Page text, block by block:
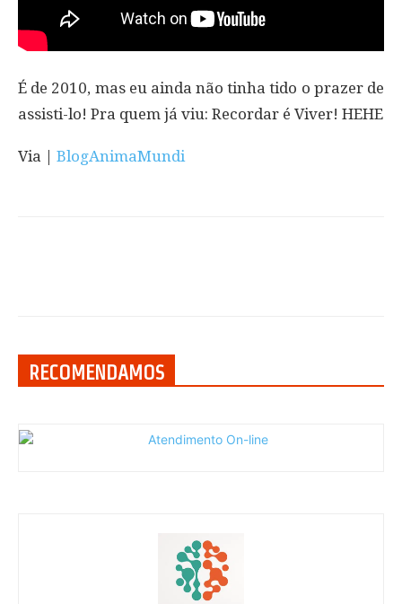
É de 2010, mas eu ainda não tinha tido o prazer de
assisti-lo! Pra quem já viu: Recordar é Viver! HEHE
Via | BlogAnimaMundi
RECOMENDAMOS